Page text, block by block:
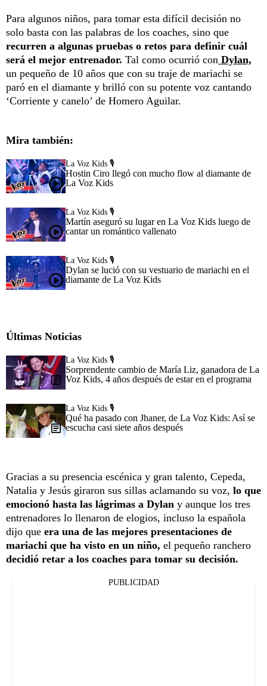
Para algunos niños, para tomar esta difícil decisión no
solo basta con las palabras de los coaches, sino que
recurren a algunas pruebas o retos para definir cuál
será el mejor entrenador. Tal como ocurrió con Dylan,
un pequeño de 10 años que con su traje de mariachi se
paró en el diamante y brilló con su potente voz cantando
‘Corriente y canelo’ de Homero Aguilar.
Mira también:
La Voz Kids 🎙️
Hostin Ciro llegó con mucho flow al diamante de
La Voz Kids
La Voz Kids 🎙️
Martín aseguró su lugar en La Voz Kids luego de
cantar un romántico vallenato
La Voz Kids 🎙️
Dylan se lució con su vestuario de mariachi en el
diamante de La Voz Kids
Últimas Noticias
La Voz Kids 🎙️
Sorprendente cambio de María Liz, ganadora de La
Voz Kids, 4 años después de estar en el programa
La Voz Kids 🎙️
Qué ha pasado con Jhaner, de La Voz Kids: Así se
escucha casi siete años después
Gracias a su presencia escénica y gran talento, Cepeda,
Natalia y Jesús giraron sus sillas aclamando su voz, lo que
emocionó hasta las lágrimas a Dylan y aunque los tres
entrenadores lo llenaron de elogios, incluso la española
dijo que era una de las mejores presentaciones de
mariachi que ha visto en un niño, el pequeño ranchero
decidió retar a los coaches para tomar su decisión.
PUBLICIDAD